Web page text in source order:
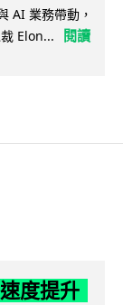
AI 業務帶動，
Elon...
閱讀
度提升